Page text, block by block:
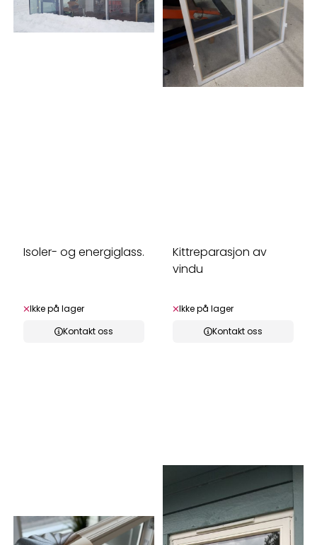
Isoler- og energiglass.
Ikke på lager
Kontakt oss
Kittreparasjon av
vindu
Ikke på lager
Kontakt oss